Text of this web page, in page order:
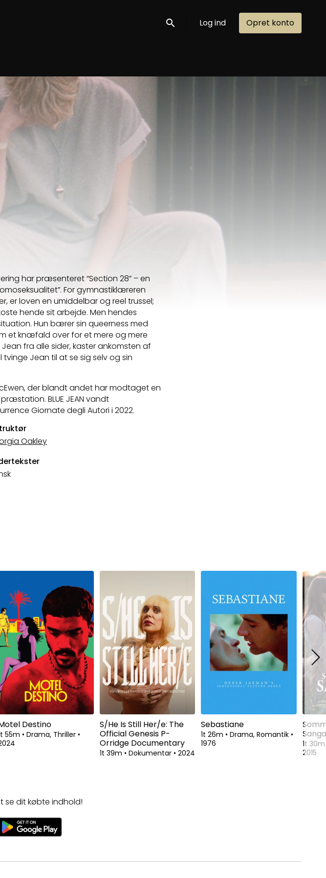
Søg nu Log ind Opret konto
har præsenteret “Section 28” – en
For gymnastiklæreren
er loven en umiddelbar og reel trussel;
hende sit arbejde. Men hendes
Hun bærer sin queerness med
et knæfald over for et mere og mere
fra alle sider, kaster ankomsten af
Jean til at se sig selv og sin
der blandt andet har modtaget en
BLUE JEAN vandt
Giornate degli Autori i 2022.
Oakley
Destino
55m • Drama, Thriller •
S/He Is Still Her/e: The
Official Genesis P-
Orridge Documentary
1t 39m • Dokumentar • 2024
Sebastiane
1t 26m • Drama, Romantik •
1976
1t
2015
se dit købte indhold!